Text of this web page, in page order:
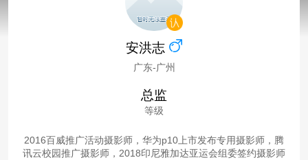
安洪志
广东-广州
总监
等级
2016百威推广活动摄影师，华为p10上市发布专用摄影师，腾
讯云校园推广摄影师，2018印尼雅加达亚运会组委签约摄影师